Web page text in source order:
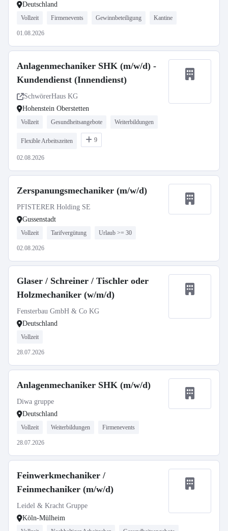
Deutschland
Vollzeit Firmenevents Gewinnbeteiligung Kantine
01.08.2026
Anlagenmechaniker SHK (m/w/d) -
Kundendienst (Innendienst)
SchwörerHaus KG
Hohenstein Oberstetten
Vollzeit Gesundheitsangebote Weiterbildungen
Flexible Arbeitszeiten 9
02.08.2026
Zerspanungsmechaniker (m/w/d)
PFISTERER Holding SE
Gussenstadt
Vollzeit Tarifvergütung Urlaub >= 30
02.08.2026
Glaser / Schreiner / Tischler oder
Holzmechaniker (w/m/d)
Fensterbau GmbH & Co KG
Deutschland
Vollzeit
28.07.2026
Anlagenmechaniker SHK (m/w/d)
Diwa gruppe
Deutschland
Vollzeit Weiterbildungen Firmenevents
28.07.2026
Feinwerkmechaniker /
Feinmechaniker (m/w/d)
Leidel & Kracht Gruppe
Köln-Mülheim